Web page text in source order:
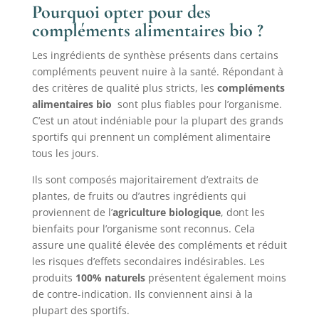
Pourquoi opter pour des
compléments alimentaires bio ?
Les ingrédients de synthèse présents dans certains
compléments peuvent nuire à la santé. Répondant à
des critères de qualité plus stricts, les compléments
alimentaires bio sont plus fiables pour l’organisme.
C’est un atout indéniable pour la plupart des grands
sportifs qui prennent un complément alimentaire
tous les jours.
Ils sont composés majoritairement d’extraits de
plantes, de fruits ou d’autres ingrédients qui
proviennent de l’agriculture biologique, dont les
bienfaits pour l’organisme sont reconnus. Cela
assure une qualité élevée des compléments et réduit
les risques d’effets secondaires indésirables. Les
produits 100% naturelsprésentent également moins
de contre-indication. Ils conviennent ainsi à la
plupart des sportifs.